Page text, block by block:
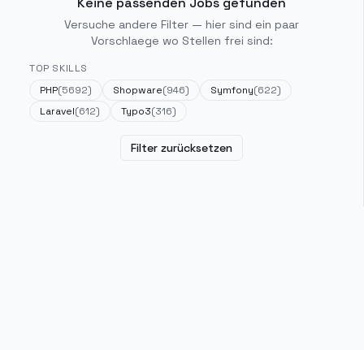
Versuche andere Filter — hier sind ein paar
Vorschlaege wo Stellen frei sind:
TOP SKILLS
PHP(5692) Shopware(946) Symfony(622)
Laravel(612) Typo3(316)
Filter zurücksetzen